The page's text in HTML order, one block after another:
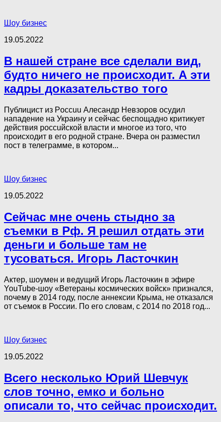
Шоу бизнес
19.05.2022
В нашей стране все сделали вид,
будто ничего не происходит. А эти
кадры доказательство того
Публицист из Poccuu Алесандр Невзоров ocyдил
нападение на Украину и сейчас беспощадно критикует
действия poccuйской власти и многое из того, что
происходит в его родной стране. Вчера он разместил
пост в телеграмме, в котором...
Шоу бизнес
19.05.2022
Сейчас мне очень стыдно за
съемки в Рф. Я решил отдать эти
деньги и больше там не
тусоваться. Игорь Ласточкин
Актер, шоумен и ведущий Игорь Ласточкин в эфире
YouTube-шоу «Ветераны космических войск» признался,
почему в 2014 году, после аннексии Крыма, не отказался
от съемок в России. По его словам, с 2014 по 2018 год...
Шоу бизнес
19.05.2022
Всего несколько Юрий Шевчук
слов точно, емко и больно
описали то, что сейчас происходит.